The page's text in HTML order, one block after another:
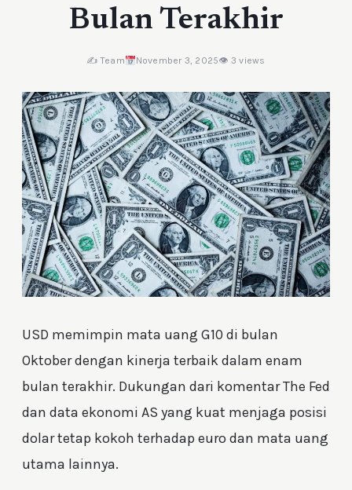
Bulan Terakhir
✍️ Team November 3, 2025👁 3 views
USD memimpin mata uang G10 di bulan
Oktober dengan kinerja terbaik dalam enam
bulan terakhir. Dukungan dari komentar The Fed
dan data ekonomi AS yang kuat menjaga posisi
dolar tetap kokoh terhadap euro dan mata uang
utama lainnya.